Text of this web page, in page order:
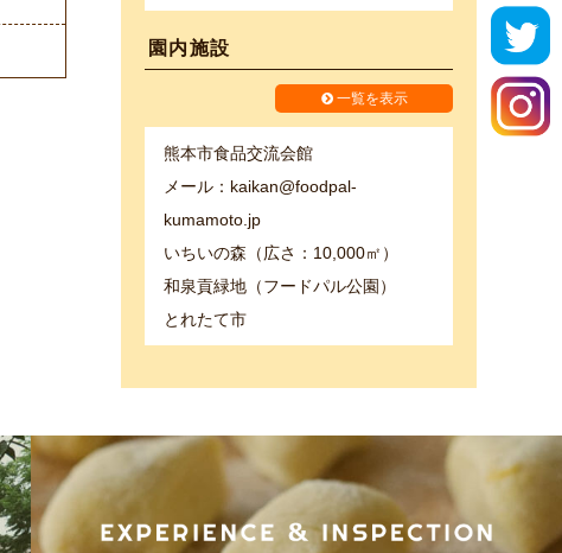
園内施設
一覧を表示
熊本市食品交流会館
メール：kaikan@foodpal-
kumamoto.jp
いちいの森（広さ：10,000㎡）
和泉貢緑地（フードパル公園）
とれたて市